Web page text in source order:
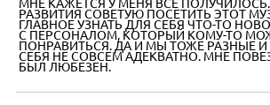
МНЕ КАЖЕТСЯ У МЕНЯ ВСЁ
РАЗВИТИЯ СОВЕТУЮ ПОСЕТИТЬ ЭТОТ
ГЛАВНОЕ УЗНАТЬ ДЛЯ СЕБЯ ЧТО-ТО
С ПЕРСОНАЛОМ, КОТОРЫЙ КОМУ-ТО
ПОНРАВИТЬСЯ. ДА И МЫ ТОЖЕ РАЗНЫЕ
СЕБЯ НЕ СОВСЕМ АДЕКВАТНО. МНЕ
БЫЛ ЛЮБЕЗЕН.